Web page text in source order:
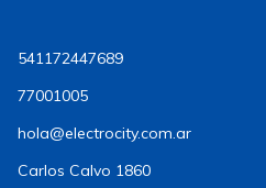
541172447689
77001005
hola@electrocity.com.ar
Carlos Calvo 1860